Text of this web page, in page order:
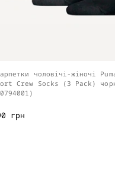
чоловічі-жіночі
Crew Socks (3 Pack)
грн